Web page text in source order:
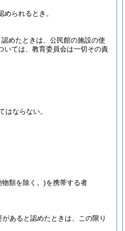
られるとき。
めたときは、公民館の施設の使
いては、教育委員会は一切その責
ならない。
類を除く。)を携帯する者
あると認めたときは、この限り